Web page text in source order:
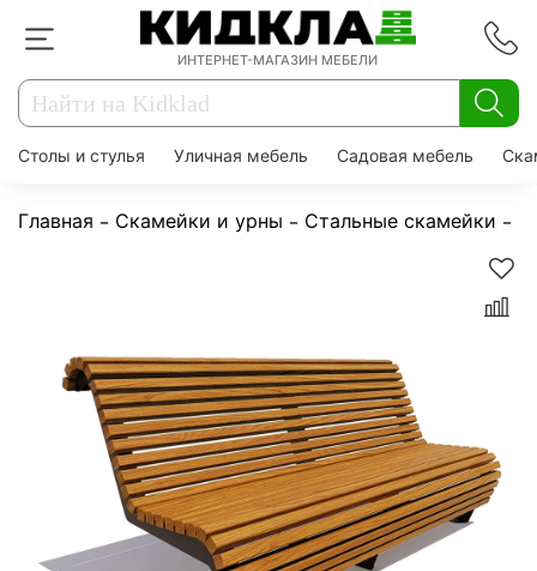
ИНТЕРНЕТ-МАГАЗИН МЕБЕЛИ
Столы и стулья Уличная мебель Садовая мебель
Главная Скамейки и урны Стальные скамейки